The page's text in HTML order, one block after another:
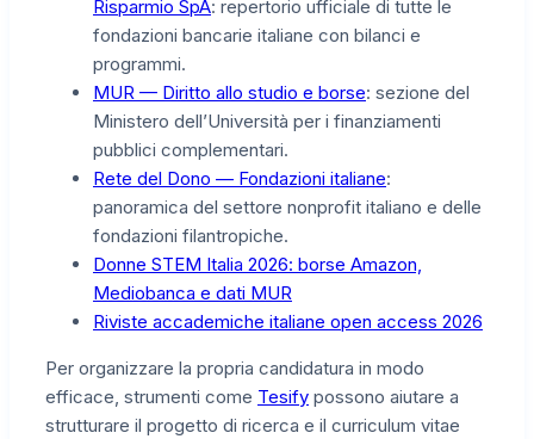
Risparmio SpA: repertorio ufficiale di tutte le
fondazioni bancarie italiane con bilanci e
programmi.
MUR — Diritto allo studio e borse: sezione del
Ministero dell’Università per i finanziamenti
pubblici complementari.
Rete del Dono — Fondazioni italiane:
panoramica del settore nonprofit italiano e delle
fondazioni filantropiche.
Donne STEM Italia 2026: borse Amazon,
Mediobanca e dati MUR
Riviste accademiche italiane open access 2026
Per organizzare la propria candidatura in modo
efficace, strumenti come Tesify possono aiutare a
strutturare il progetto di ricerca e il curriculum vitae